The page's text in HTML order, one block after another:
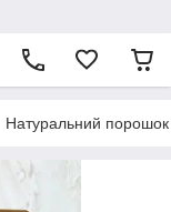
Натуральний порошок